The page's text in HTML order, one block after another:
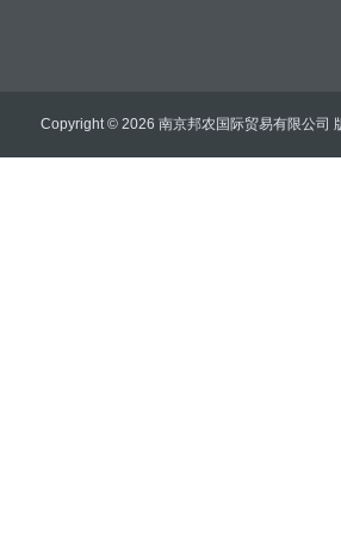
Copyright © 2026 南京邦农国际贸易有限公司